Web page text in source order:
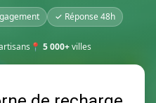
✓ Réponse 48h
📍 5 000+villes